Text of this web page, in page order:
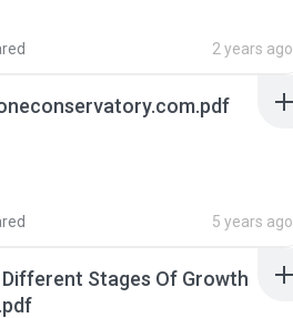
2 years ago
5 years ago
Stages Of Growth